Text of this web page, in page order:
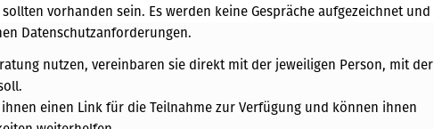
vorhanden sein. Es werden keine Gespräche aufgezeichnet und
Datenschutzanforderungen.
nutzen, vereinbaren sie direkt mit der jeweiligen Person, mit der
einen Link für die Teilnahme zur Verfügung und können ihnen